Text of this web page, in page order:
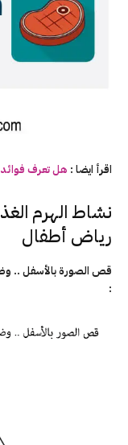
اقرأ ايضا : هل تعرف فوائد
نشاط الهرم
رياض أطفال
قص الصورة بالأسفل ..
: